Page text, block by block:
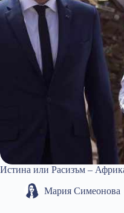
Истина или Расизъм –
Мария Симеонова